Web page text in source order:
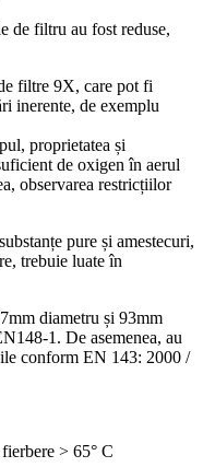
de filtru au fost reduse,
filtre 9X, care pot fi
inerente, de exemplu
proprietatea și
de oxigen în aerul
observarea restricțiilor
pure și amestecuri,
trebuie luate în
diametru și 93mm
1. De asemenea, au
conform EN 143: 2000 /
> 65° C